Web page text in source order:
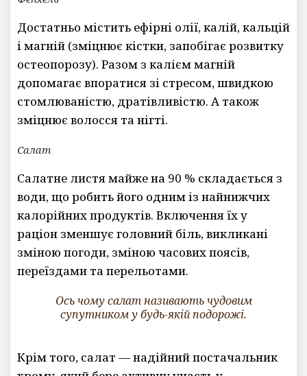
Достатньо містить ефірні олії, калій, кальцій
і магній (зміцнює кістки, запобігає розвитку
остеопорозу). Разом з калієм магній
допомагає впоратися зі стресом, швидкою
стомлюваністю, дратівливістю. А також
зміцнює волосся та нігті.
Салат
Салатне листя майже на 90 % складається з
води, що робить його одним із найнижчих
калорійних продуктів. Включення їх у
раціон зменшує головний біль, викликані
зміною погоди, зміною часових поясів,
переїздами та перельотами.
Ось чому салат називають чудовим
супутником у будь-якій подорожі.
Крім того, салат — надійний постачальник